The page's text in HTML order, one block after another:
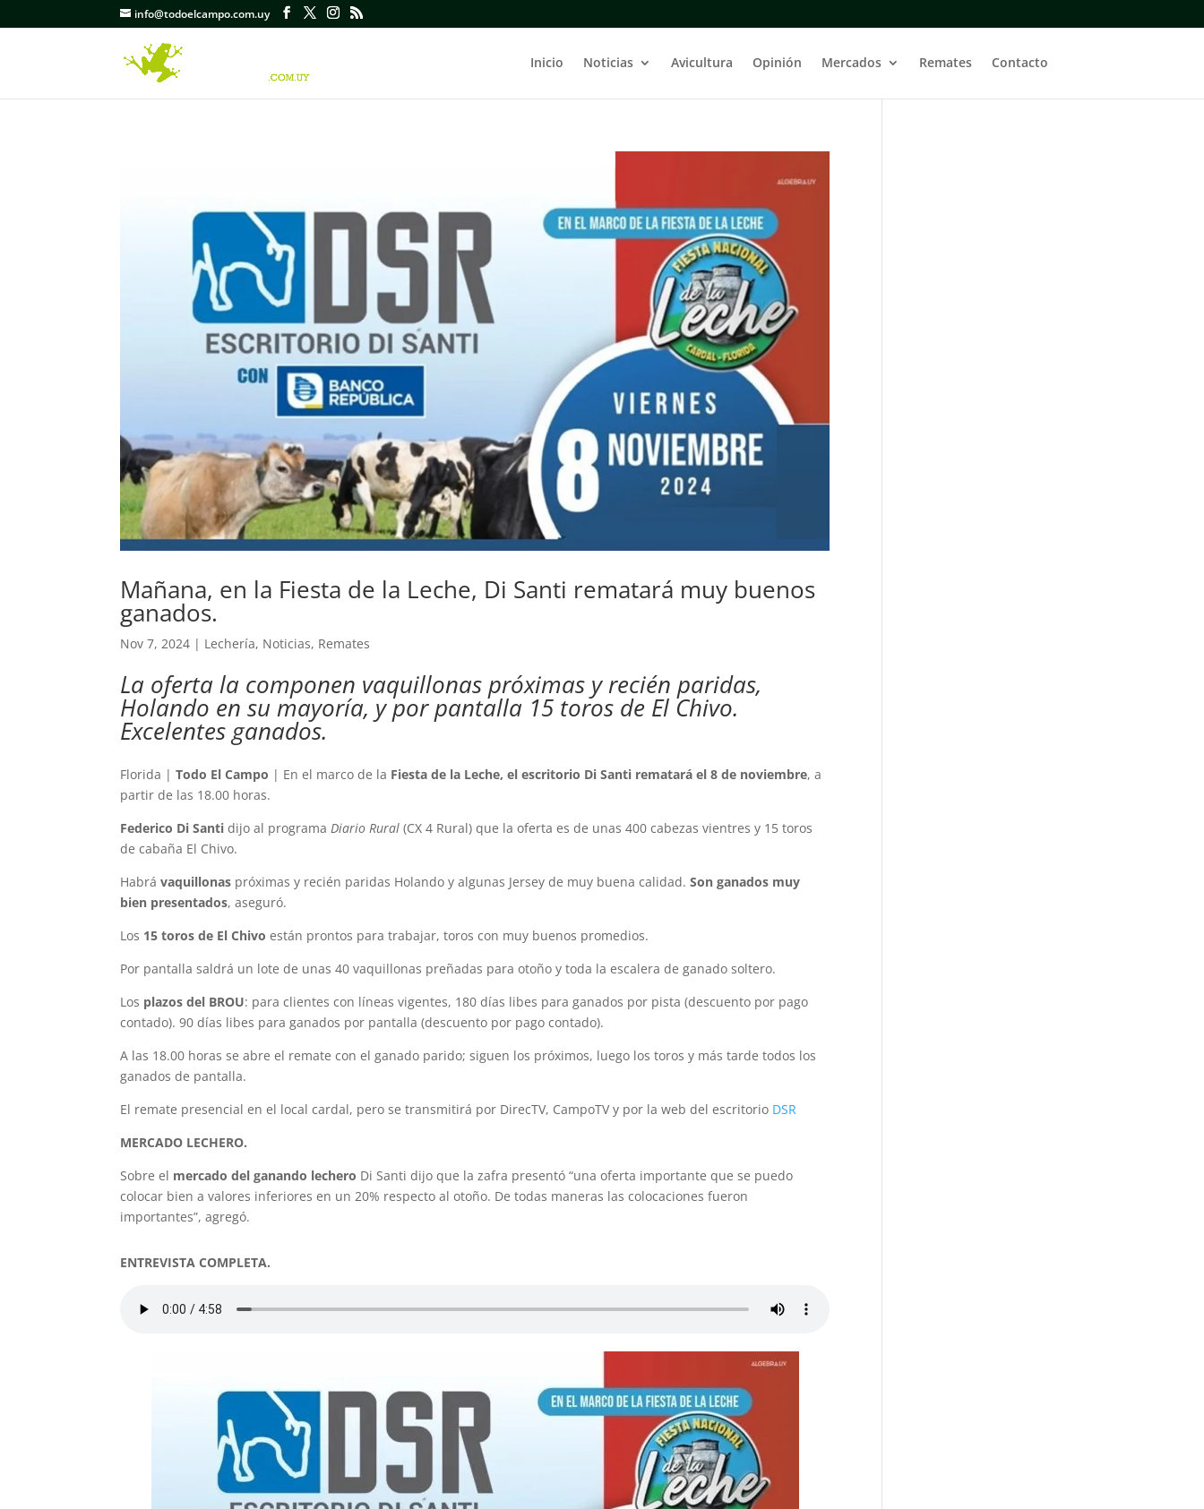
info@todoelcampo.com.uy
Inicio Noticias Avicultura Opinión Mercados Remates Contacto
Mañana, en la Fiesta de la Leche, Di Santi rematará muy buenos
ganados.
Nov 7, 2024 | Lechería, Noticias, Remates
La oferta la componen vaquillonas próximas y recién paridas,
Holando en su mayoría, y por pantalla 15 toros de El Chivo.
Excelentes ganados.
Florida |Todo El Campo | En el marco de la Fiesta de la Leche, el escritorio Di Santi rematará el 8 de noviembre, a
partir de las 18.00 horas.
Federico Di Santi dijo al programaDiario Rural (CX 4 Rural) que la oferta es de unas 400 cabezas vientres y 15 toros
de cabaña El Chivo.
Habrávaquillonas próximas y recién paridas Holando y algunas Jersey de muy buena calidad.Son ganados muy
bien presentados, aseguró.
Los 15 toros de El Chivo están prontos para trabajar, toros con muy buenos promedios.
Por pantalla saldrá un lote de unas 40 vaquillonas preñadas para otoño y toda la escalera de ganado soltero.
Los plazos del BROU: para clientes con líneas vigentes, 180 días libes para ganados por pista (descuento por pago
contado). 90 días libes para ganados por pantalla (descuento por pago contado).
A las 18.00 horas se abre el remate con el ganado parido; siguen los próximos, luego los toros y más tarde todos los
ganados de pantalla.
El remate presencial en el local cardal, pero se transmitirá por DirecTV, CampoTV y por la web del escritorio DSR
MERCADO LECHERO.
Sobre el mercado del ganando lechero Di Santi dijo que la zafra presentó “una oferta importante que se puedo
colocar bien a valores inferiores en un 20% respecto al otoño. De todas maneras las colocaciones fueron
importantes”, agregó.
ENTREVISTA COMPLETA.